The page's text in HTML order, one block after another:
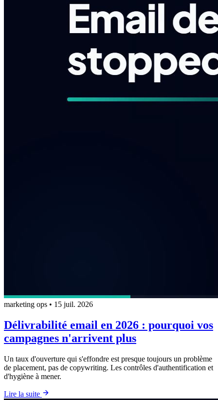
marketing ops • 15 juil. 2026
Délivrabilité email en 2026 : pourquoi vos
campagnes n'arrivent plus
Un taux d'ouverture qui s'effondre est presque toujours un problème
de placement, pas de copywriting. Les contrôles d'authentification et
d'hygiène à mener.
Lire la suite